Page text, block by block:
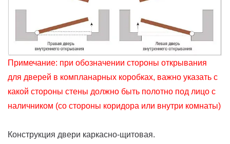
Примечание: при обозначении стороны открывания
для дверей в компланарных коробках, важно указать с
какой стороны стены должно быть полотно под лицо с
наличником (со стороны коридора или внутри комнаты)
Конструкция двери каркасно-щитовая.